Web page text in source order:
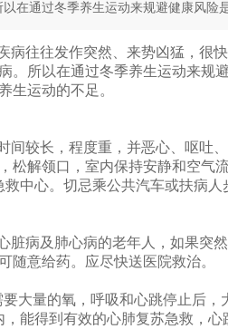
在通过冬季养生运动来规避健康风险
往往发作突然、来势凶猛，很
。所以在通过冬季养生运动来规
生运动的不足。
较长，程度重，并恶心、呕吐
松解领口，室内保持安静和空气
中心。切忌乘公共汽车或扶病
病及肺心病的老年人，如果突
随意给药。应尽快送医院救治。
量的氧，呼吸和心跳停止后，
能得到有效的心肺复苏急救，心